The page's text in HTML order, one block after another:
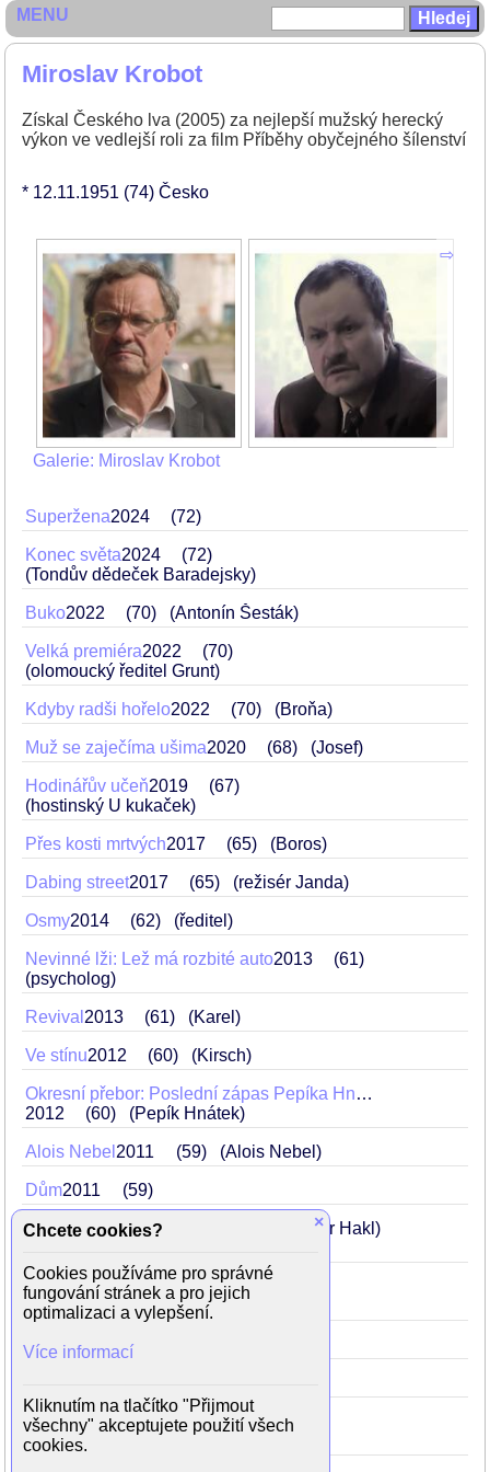
Miroslav Krobot
Získal Českého lva (2005) za nejlepší mužský herecký
výkon ve vedlejší roli za film Příběhy obyčejného šílenství
* 12.11.1951 (74) Česko
Galerie: Miroslav Krobot
Superžena2024 72
Konec světa2024
72
(Tondův dědeček Baradejsky)
Buko2022 70 (Antonín Šesták)
Velká premiéra2022
70
(olomoucký ředitel Grunt)
Kdyby radši hořelo2022 70 (Broňa)
Muž se zaječíma ušima2020 68 (Josef)
Hodinářův učeň2019
67
(hostinský U kukaček)
Přes kosti mrtvých2017 65 (Boros)
Dabing street2017 65 (režisér Janda)
Osmy2014 62 (ředitel)
Nevinné lži: Lež má rozbité auto2013
61
(psycholog)
Revival 2013 61 (Karel)
Ve stínu2012 60 (Kirsch)
Okresní přebor: Poslední zápas Pepíka Hnátka
2012
60 (Pepík Hnátek)
Alois Nebel 2011 59 (Alois Nebel)
Dům2011 59
3 sezóny v pekle2009 (psychiatr Hakl)
Na vlastní nebezpečí2008
(profesor Kužník)
Tajnosti2007
Účastníci zájezdu2006
54
(starší řidič Karel)
MENU
×
Chcete cookies?
Cookies používáme pro správné
fungování stránek a pro jejich
optimalizaci a vylepšení.
Více informací
Kliknutím na tlačítko "Přijmout
všechny" akceptujete použití všech
cookies.